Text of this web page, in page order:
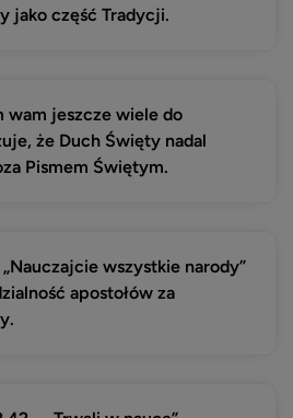
jako część Tradycji.
wam jeszcze wiele do
że Duch Święty nadal
Pismem Świętym.
wszystkie narody”
apostołów za